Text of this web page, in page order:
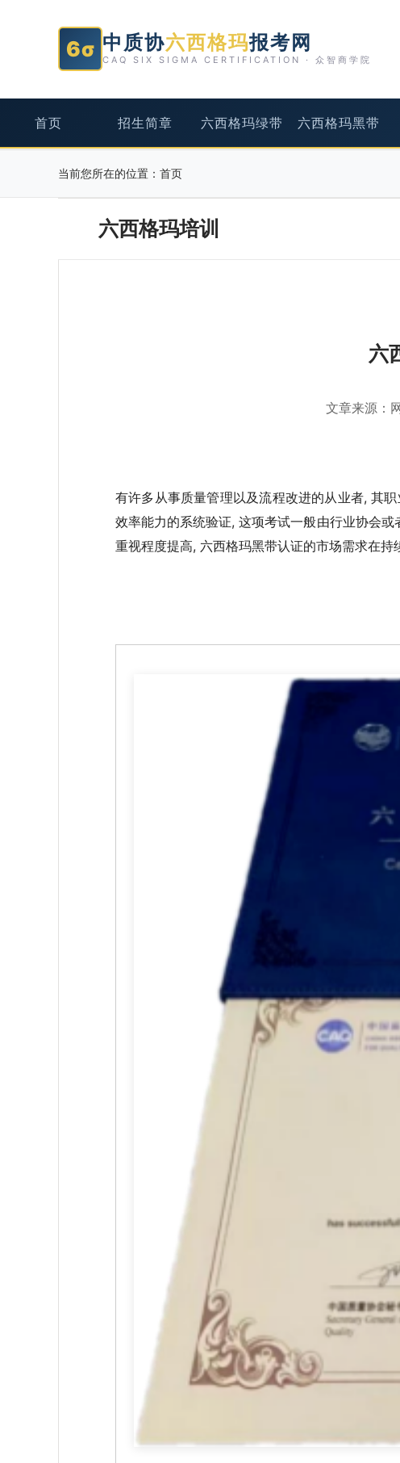
6σ 中质协六西格玛报考网
CAQ SIX SIGMA CERTIFICATION · 众智商学院
首页 招生简章 六西格玛绿带 六西格玛黑带
当前您所在的位置： 首页
六西格玛培训
六
文章来源
有许多从事质量管理以及流程改进的从业者, 其
效率能力的系统验证, 这项考试一般由行业协会
重视程度提高, 六西格玛黑带认证的市场需求在持